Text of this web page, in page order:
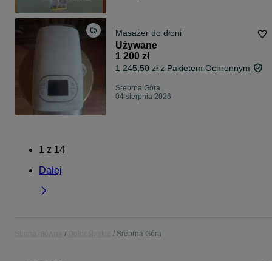
Masażer do dłoni
Używane
1 200 zł
1 245,50 zł z Pakietem Ochronnym
Srebrna Góra
04 sierpnia 2026
1 z 14
Dalej
Srebrna Góra